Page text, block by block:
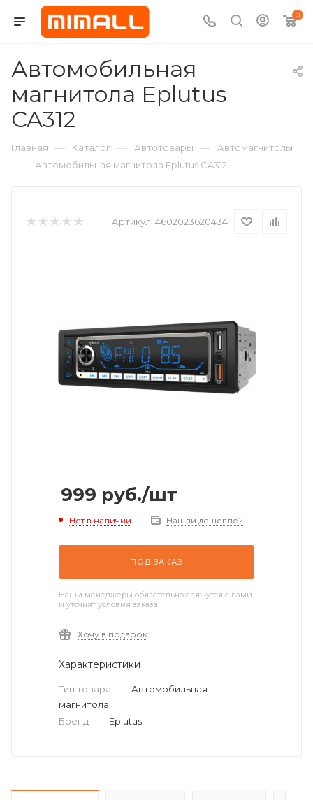
0
Автомобильная
магнитола Eplutus
CA312
Главная — Каталог — Автотовары — Автомагнитолы
— Автомобильная магнитола Eplutus CA312
Артикул: 4602023620434
999 руб./шт
Нет в наличии Нашли дешевле?
ПОД ЗАКАЗ
Наши менеджеры обязательно свяжутся с вами
и уточнят условия заказа
Хочу в подарок
Характеристики
Тип товара — Автомобильная
магнитола
Бренд — Eplutus